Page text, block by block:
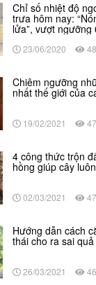
Chỉ số nhiệt độ
trưa hôm nay:
lửa”, vượt ngưỡng
23/06/2020
Chiêm ngưỡng
nhất thế giới của
19/02/2021
4 công thức trộn
hồng giúp cây
02/03/2021
Hướng dẫn cách
thái cho ra sai quả
26/03/2021